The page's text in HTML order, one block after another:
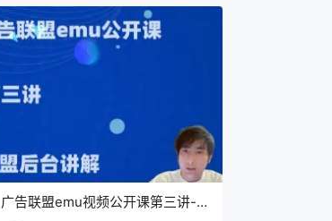
广告联盟emu视频公开课第三讲-